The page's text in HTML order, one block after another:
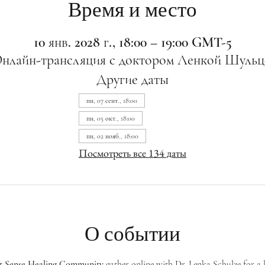
Время и место
10 янв. 2028 г., 18:00 – 19:00 GMT-5
трансляция с доктором Ленкой
Другие даты
пн, 07 сент., 18:00
пн, 05 окт., 18:00
пн, 02 нояб., 18:00
Посмотреть все 134 даты
О событии